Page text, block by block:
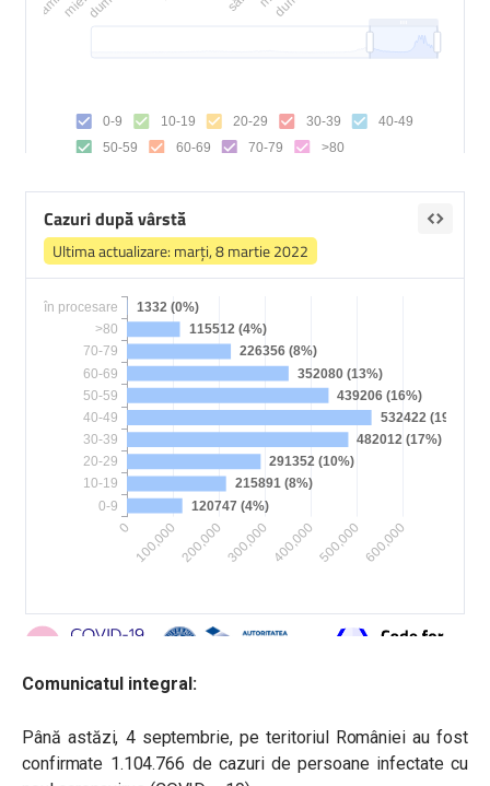
Comunicatul integral:
Până astăzi, 4 septembrie, pe teritoriul României au fost
confirmate 1.104.766 de cazuri de persoane infectate cu